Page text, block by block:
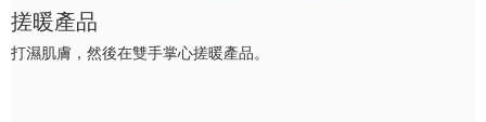
搓暖產品
打濕肌膚，然後在雙手掌心搓暖產品。